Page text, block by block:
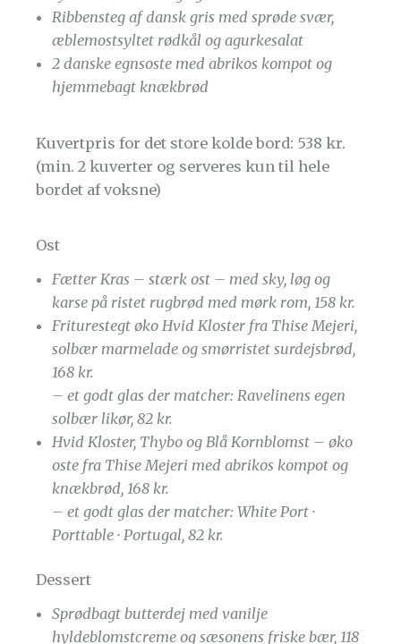
Ribbensteg af dansk gris med sprøde svær,
æblemostsyltet rødkål og agurkesalat
2 danske egnsoste med abrikos kompot og
hjemmebagt knækbrød
Kuvertpris for det store kolde bord: 538 kr.
(min. 2 kuverter og serveres kun til hele
bordet af voksne)
Ost
Fætter Kras – stærk ost – med sky, løg og
karse på ristet rugbrød med mørk rom, 158 kr.
Friturestegt øko Hvid Kloster fra Thise Mejeri,
solbær marmelade og smørristet surdejsbrød,
168 kr.
– et godt glas der matcher: Ravelinens egen
solbær likør, 82 kr.
Hvid Kloster, Thybo og Blå Kornblomst – øko
oste fra Thise Mejeri med abrikos kompot og
knækbrød, 168 kr.
– et godt glas der matcher: White Port ·
Porttable · Portugal, 82 kr.
Dessert
Sprødbagt butterdej med vanilje
hyldeblomstcreme og sæsonens friske bær, 118